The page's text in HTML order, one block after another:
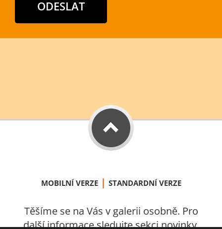
MOBILNÍ VERZE | STANDARDNÍ VERZE
Těšíme se na Vás v galerii osobně. Pro
další informace sledujte sekci novinky.